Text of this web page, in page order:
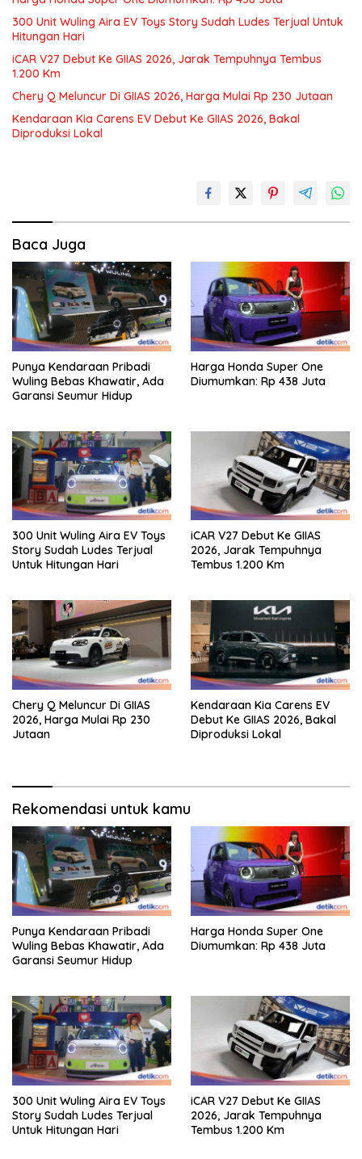
300 Unit Wuling Aira EV Toys Story Sudah Ludes Terjual Untuk
Hitungan Hari
iCAR V27 Debut Ke GIIAS 2026, Jarak Tempuhnya Tembus
1.200 Km
Chery Q Meluncur Di GIIAS 2026, Harga Mulai Rp 230 Jutaan
Kendaraan Kia Carens EV Debut Ke GIIAS 2026, Bakal
Diproduksi Lokal
Baca Juga
Punya Kendaraan Pribadi
Wuling Bebas Khawatir, Ada
Garansi Seumur Hidup
Harga Honda Super One
Diumumkan: Rp 438 Juta
300 Unit Wuling Aira EV Toys
Story Sudah Ludes Terjual
Untuk Hitungan Hari
iCAR V27 Debut Ke GIIAS
2026, Jarak Tempuhnya
Tembus 1.200 Km
Chery Q Meluncur Di GIIAS
2026, Harga Mulai Rp 230
Jutaan
Kendaraan Kia Carens EV
Debut Ke GIIAS 2026, Bakal
Diproduksi Lokal
Rekomendasi untuk kamu
Punya Kendaraan Pribadi
Wuling Bebas Khawatir, Ada
Garansi Seumur Hidup
Harga Honda Super One
Diumumkan: Rp 438 Juta
300 Unit Wuling Aira EV Toys
Story Sudah Ludes Terjual
Untuk Hitungan Hari
iCAR V27 Debut Ke GIIAS
2026, Jarak Tempuhnya
Tembus 1.200 Km